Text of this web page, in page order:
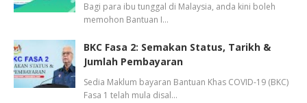
Bagi para ibu tunggal di Malaysia, anda kini boleh
memohon Bantuan I…
BKC Fasa 2: Semakan Status, Tarikh &
Jumlah Pembayaran
Sedia Maklum bayaran Bantuan Khas COVID-19 (BKC)
Fasa 1 telah mula disal…